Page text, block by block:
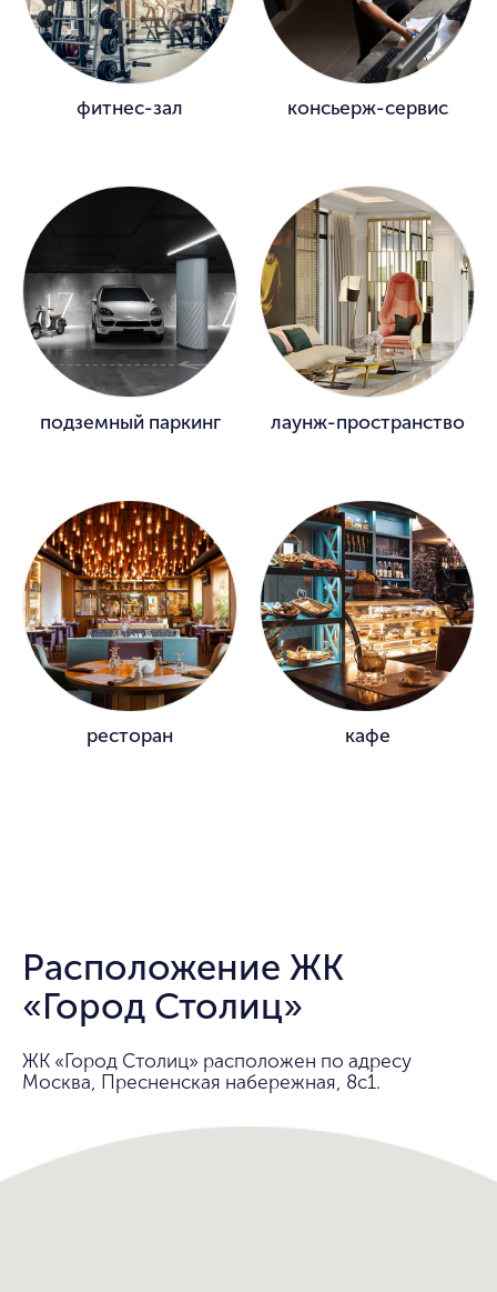
фитнес-зал консьерж-сервис
подземный паркинг лаунж-пространство
ресторан кафе
Расположение ЖК
«Город Столиц»
ЖК «Город Столиц» расположен по адресу
Москва, Пресненская набережная, 8с1.